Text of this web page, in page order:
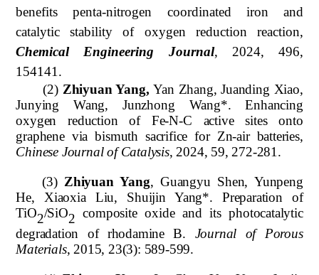
benefits penta-nitrogen coordinated iron and
catalytic stability of oxygen reduction reaction,
Chemical Engineering Journal, 2024, 496,
154141.
(2) Zhiyuan Yang,Yan Zhang, Juanding Xiao,
Junying Wang, Junzhong Wang*.
Enhancing
oxygen reduction of Fe-N-C active sites onto
graphene via bismuth sacrifice for Zn-air batteries,
Chinese Journal of Catalysis, 2024, 59, 272-281 .
(3) Zhiyuan Yang, Guangyu Shen, Yunpeng
He, Xiaoxia Liu, Shuijin Yang*. Preparation of
TiO2/SiO2 composite oxide and its photocatalytic
degradation of rhodamine B. Journal of Porous
Materials, 2015, 23(3): 589-599.